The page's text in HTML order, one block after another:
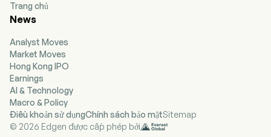
Trang chủ
News
Analyst Moves
Market Moves
Hong Kong IPO
Earnings
AI & Technology
Macro & Policy
Điều khoản sử dụngChính sách bảo mậtSitemap
© 2026 Edgen được cấp phép bởi